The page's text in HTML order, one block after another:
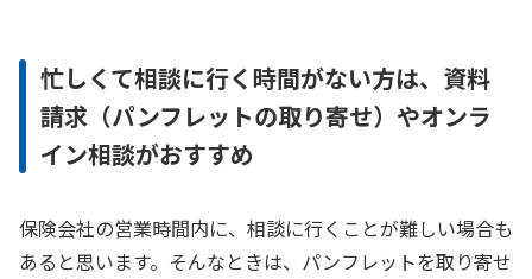
忙しくて相談に行く時間がない方は、資料
請求（パンフレットの取り寄せ）やオンラ
イン相談がおすすめ
保険会社の営業時間内に、相談に行くことが難しい場合も
あると思います。そんなときは、パンフレットを取り寄せ